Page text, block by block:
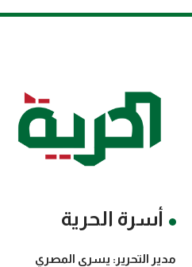
أسرة الحرية
مدير التحرير: يسرى المصري